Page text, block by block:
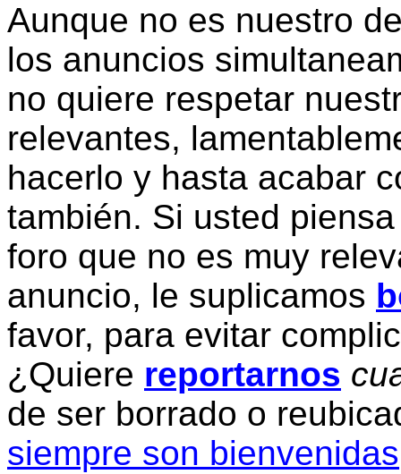
Aunque no es nuestro
los anuncios
no quiere respetar
relevantes,
hacerlo y hasta acabar
también. Si usted
foro que no es muy
anuncio, le suplicamos
favor, para evitar
¿Quiere reportarnos
de ser borrado o
siempre son bienvenidas